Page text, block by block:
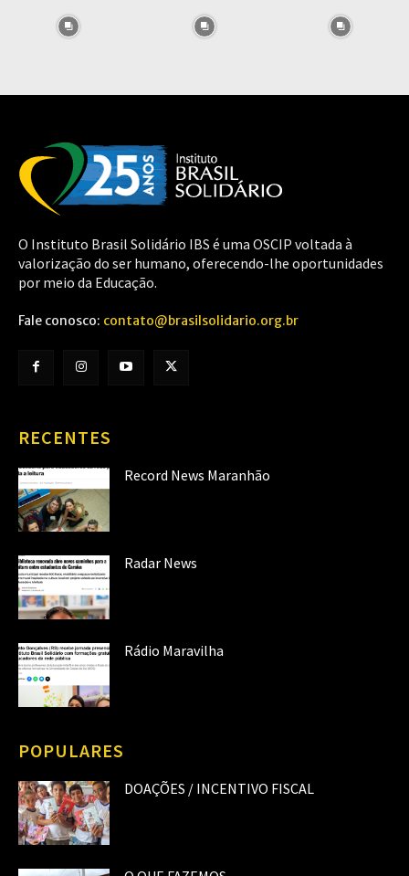
O Instituto Brasil Solidário IBS é uma OSCIP voltada à
valorização do ser humano, oferecendo-lhe oportunidades
por meio da Educação.
Fale conosco: contato@brasilsolidario.org.br
RECENTES
Record News Maranhão
Radar News
Rádio Maravilha
POPULARES
DOAÇÕES / INCENTIVO FISCAL